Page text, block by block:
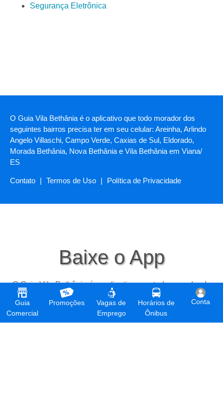
Guia
Comercial
Promoções
Vagas de
Emprego
Horários de
Ônibus
Conta
Segurança Eletrônica
O Guia Vila Bethânia é o aplicativo que todo morador dos
seguintes bairros precisa ter em seu celular: Areinha, Arlindo
Angelo Villaschi, Campo Verde, Caxias de Sul, Eldorado,
Morada Bethânia, Nova Bethânia e Vila Bethânia em Viana/
ES
Contato | Termos de Uso | Política de Privacidade
Baixe o App
O Guia Vila Bethânia é o aplicativo que todo morador de
Vila Bethânia precisa ter em seu celular